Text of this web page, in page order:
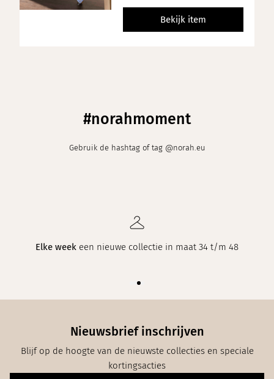
Bekijk item
#norahmoment
Gebruik de hashtag of tag @norah.eu
Elke week een nieuwe collectie in maat 34 t/m 48
Nieuwsbrief inschrijven
Blijf op de hoogte van de nieuwste collecties en speciale
kortingsacties